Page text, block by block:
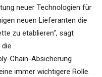
neuer Technologien für
neuen Lieferanten die
zu etablieren“, sagt
Chain-Absicherung
immer wichtigere Rolle.